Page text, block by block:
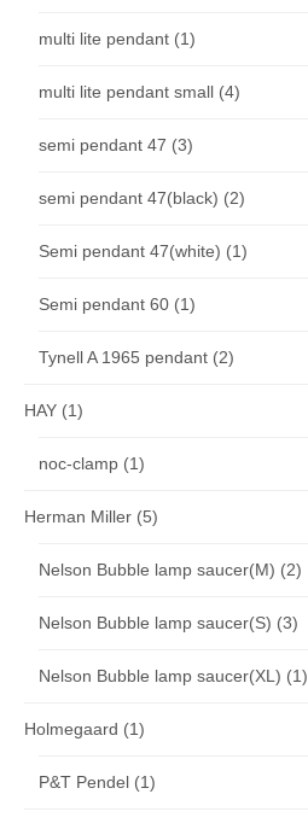
multi lite pendant (1)
multi lite pendant small (4)
semi pendant 47 (3)
semi pendant 47(black) (2)
Semi pendant 47(white) (1)
Semi pendant 60 (1)
Tynell A 1965 pendant (2)
HAY (1)
noc-clamp (1)
Herman Miller (5)
Nelson Bubble lamp saucer(M) (2)
Nelson Bubble lamp saucer(S) (3)
Nelson Bubble lamp saucer(XL) (1)
Holmegaard (1)
P&T Pendel (1)